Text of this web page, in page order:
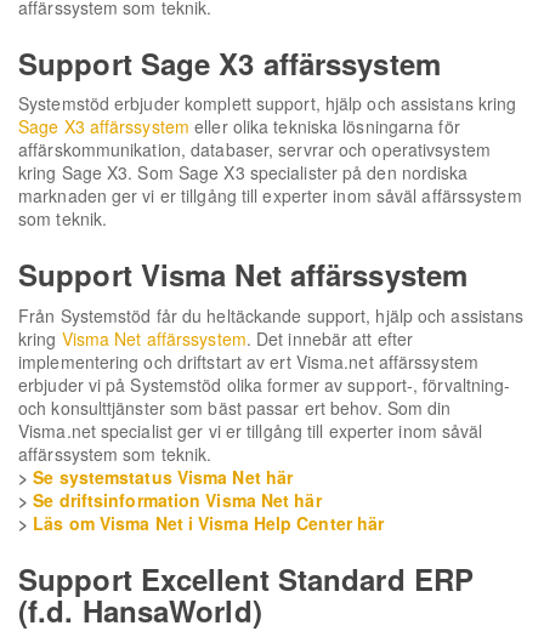
affärssystem som teknik.
Support Sage X3 affärssystem
Systemstöd erbjuder komplett support, hjälp och assistans kring
Sage X3 affärssystem eller olika tekniska lösningarna för
affärskommunikation, databaser, servrar och operativsystem
kring Sage X3. Som Sage X3 specialister på den nordiska
marknaden ger vi er tillgång till experter inom såväl affärssystem
som teknik.
Support Visma Net affärssystem
Från Systemstöd får du heltäckande support, hjälp och assistans
kring Visma Net affärssystem. Det innebär att efter
implementering och driftstart av ert Visma.net affärssystem
erbjuder vi på Systemstöd olika former av support-, förvaltning-
och konsulttjänster som bäst passar ert behov. Som din
Visma.net specialist ger vi er tillgång till experter inom såväl
affärssystem som teknik.
>Se systemstatus Visma Net här
>Se driftsinformation Visma Net här
> Läs om Visma Net i Visma Help Center här
Support Excellent Standard ERP
(f.d. HansaWorld)